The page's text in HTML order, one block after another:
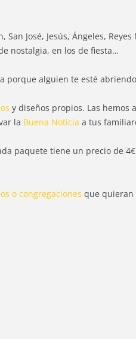
José, Jesús, Ángeles,
nostalgia, en los de fiesta…
porque alguien te esté
y diseños propios. Las hemos
la Buena Noticia a tus
paquete tiene un precio de
o congregaciones que quieran